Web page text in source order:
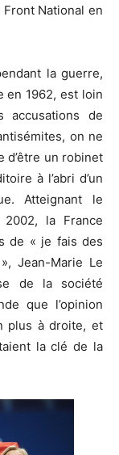
National en
la guerre,
en 1962, est loin
accusations de
on ne
d’être un robinet
à l’abri d’un
Atteignant le
la France
de « je fais des
Jean-Marie Le
de la société
que l’opinion
plus à droite, et
la clé de la